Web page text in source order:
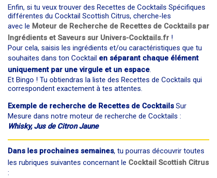
Enfin, si tu veux trouver des Recettes de Cocktails Spécifiques
différentes du Cocktail Scottish Citrus, cherche-les
avec le Moteur de Recherche de Recettes de Cocktails par
Ingrédients et Saveurs sur Univers-Cocktails.fr !
Pour cela, saisis les ingrédients et/ou caractéristiques que tu
souhaites dans ton Cocktail en séparant chaque élément
uniquement par une virgule et un espace.
Et Bingo ! Tu obtiendras la liste des Recettes de Cocktails qui
correspondent exactement à tes attentes.
Exemple de recherche de Recettes de Cocktails Sur
Mesure dans notre moteur de recherche de Cocktails :
Whisky, Jus de Citron Jaune
Dans les prochaines semaines, tu pourras découvrir toutes
les rubriques suivantes concernant le Cocktail Scottish Citrus
: